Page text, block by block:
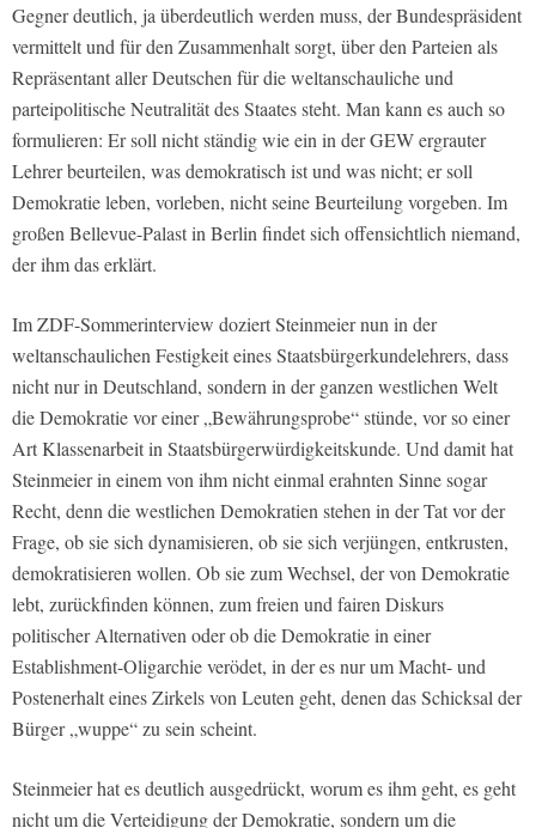
Gegner deutlich, ja überdeutlich werden muss, der Bundespräsident
vermittelt und für den Zusammenhalt sorgt, über den Parteien als
Repräsentant aller Deutschen für die weltanschauliche und
parteipolitische Neutralität des Staates steht. Man kann es auch so
formulieren: Er soll nicht ständig wie ein in der GEW ergrauter
Lehrer beurteilen, was demokratisch ist und was nicht; er soll
Demokratie leben, vorleben, nicht seine Beurteilung vorgeben. Im
großen Bellevue-Palast in Berlin findet sich offensichtlich niemand,
der ihm das erklärt.
Im ZDF-Sommerinterview doziert Steinmeier nun in der
weltanschaulichen Festigkeit eines Staatsbürgerkundelehrers, dass
nicht nur in Deutschland, sondern in der ganzen westlichen Welt
die Demokratie vor einer „Bewährungsprobe“ stünde, vor so einer
Art Klassenarbeit in Staatsbürgerwürdigkeitskunde. Und damit hat
Steinmeier in einem von ihm nicht einmal erahnten Sinne sogar
Recht, denn die westlichen Demokratien stehen in der Tat vor der
Frage, ob sie sich dynamisieren, ob sie sich verjüngen, entkrusten,
demokratisieren wollen. Ob sie zum Wechsel, der von Demokratie
lebt, zurückfinden können, zum freien und fairen Diskurs
politischer Alternativen oder ob die Demokratie in einer
Establishment-Oligarchie verödet, in der es nur um Macht- und
Postenerhalt eines Zirkels von Leuten geht, denen das Schicksal der
Bürger „wuppe“ zu sein scheint.
Steinmeier hat es deutlich ausgedrückt, worum es ihm geht, es geht
nicht um die Verteidigung der Demokratie, sondern um die